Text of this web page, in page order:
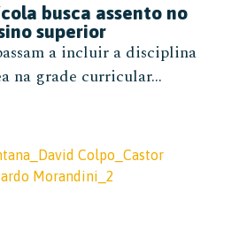
busca assento no
superior
a incluir a disciplina
na grade curricular...